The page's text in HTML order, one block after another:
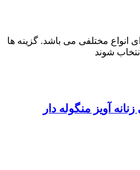
انواع مختلفی می باشد. گزینه ها
شوند